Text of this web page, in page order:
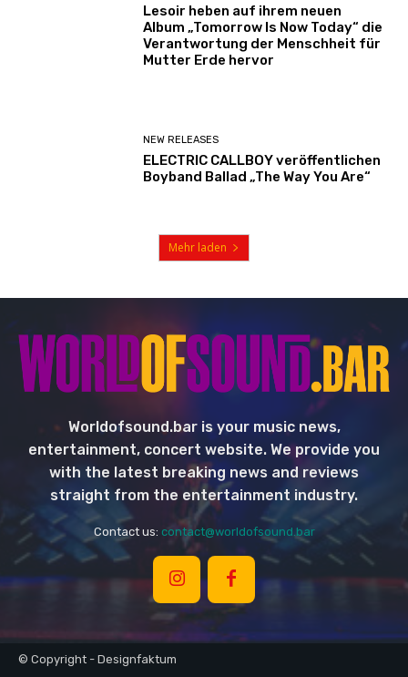
Lesoir heben auf ihrem neuen
Album „Tomorrow Is Now Today“ die
Verantwortung der Menschheit für
Mutter Erde hervor
NEW RELEASES
ELECTRIC CALLBOY veröffentlichen
Boyband Ballad „The Way You Are“
Mehr laden
Worldofsound.bar is your music news,
entertainment, concert website. We provide you
with the latest breaking news and reviews
straight from the entertainment industry.
Contact us: contact@worldofsound.bar
© Copyright - Designfaktum